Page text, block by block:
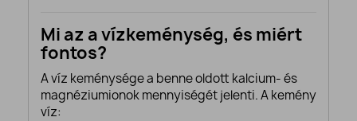
Mi az a vízkeménység, és miért
fontos?
A víz keménysége a benne oldott kalcium- és
magnéziumionok mennyiségét jelenti. A kemény
víz: